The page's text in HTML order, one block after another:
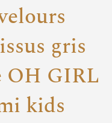
gris
OH GIRL
kids